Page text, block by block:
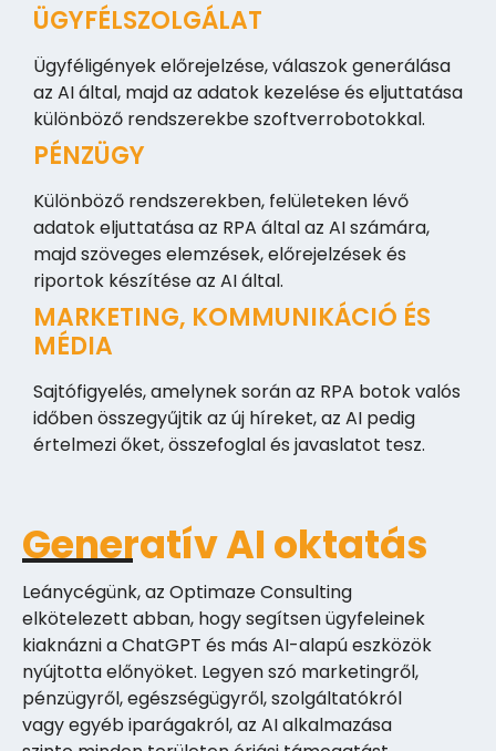
ÜGYFÉLSZOLGÁLAT
Ügyféligények előrejelzése, válaszok generálása
az AI által, majd az adatok kezelése és eljuttatása
különböző rendszerekbe szoftverrobotokkal.
PÉNZÜGY
Különböző rendszerekben, felületeken lévő
adatok eljuttatása az RPA által az AI számára,
majd szöveges elemzések, előrejelzések és
riportok készítése az AI által.
MARKETING, KOMMUNIKÁCIÓ ÉS
MÉDIA
Sajtófigyelés, amelynek során az RPA botok valós
időben összegyűjtik az új híreket, az AI pedig
értelmezi őket, összefoglal és javaslatot tesz.
Generatív AI oktatás
Leánycégünk, az Optimaze Consulting
elkötelezett abban, hogy segítsen ügyfeleinek
kiaknázni a ChatGPT és más AI-alapú eszközök
nyújtotta előnyöket. Legyen szó marketingről,
pénzügyről, egészségügyről, szolgáltatókról
vagy egyéb iparágakról, az AI alkalmazása